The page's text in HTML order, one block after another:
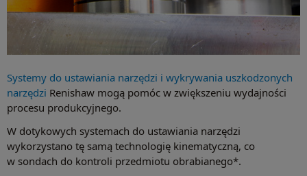
Systemy do ustawiania narzędzi i wykrywania uszkodzonych
narzędzi Renishaw mogą pomóc w zwiększeniu wydajności
procesu produkcyjnego.
W dotykowych systemach do ustawiania narzędzi
wykorzystano tę samą technologię kinematyczną, co
w sondach do kontroli przedmiotu obrabianego*.